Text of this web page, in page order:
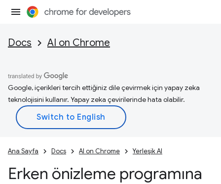
Docs AI on Chrome
Google, içerikleri tercih ettiğiniz dile çevirmek için yapay zeka
teknolojisini kullanır. Yapay zeka çevirilerinde hata olabilir.
Ana Sayfa Docs AI on Chrome Yerleşik AI
Erken önizleme programına